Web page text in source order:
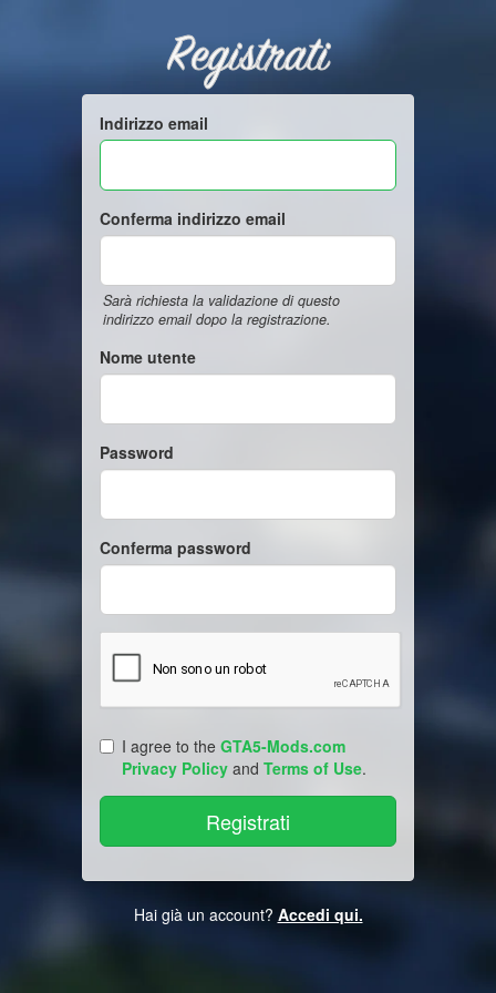
Registrati
Indirizzo email
Conferma indirizzo email
Sarà richiesta la validazione di questo
indirizzo email dopo la registrazione.
Nome utente
Password
Conferma password
I agree to the GTA5-Mods.com
Privacy Policy and Terms of Use.
Hai già un account? Accedi qui.